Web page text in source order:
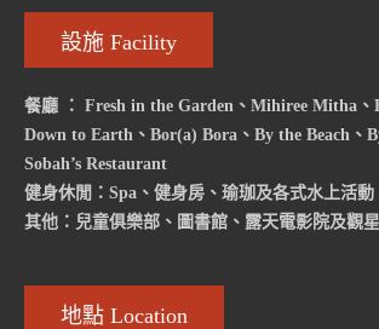
設施 Facility
餐廳 ： Fresh in the Garden、Mihiree Mitha、
Down to Earth、Bor(a) Bora、By the Beach、
Sobah’s Restaurant
健身休閒：Spa、健身房、瑜珈及各式水上活動
其他：兒童俱樂部、圖書館、露天電影院及觀
地點 Location